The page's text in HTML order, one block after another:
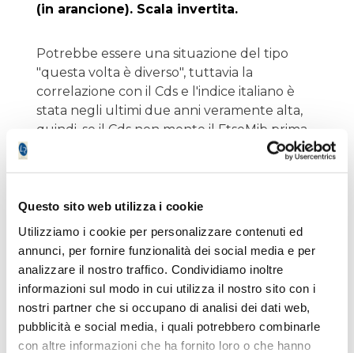
Questo sito web utilizza i cookie
Utilizziamo i cookie per personalizzare contenuti ed
annunci, per fornire funzionalità dei social media e per
analizzare il nostro traffico. Condividiamo inoltre
informazioni sul modo in cui utilizza il nostro sito con i
nostri partner che si occupano di analisi dei dati web,
pubblicità e social media, i quali potrebbero combinarle
con altre informazioni che ha fornito loro o che hanno
(in arancione). Scala invertita.
Potrebbe essere una situazione del tipo
"questa volta è diverso", tuttavia la
correlazione con il Cds e l'indice italiano è
stata negli ultimi due anni veramente alta,
quindi, se il Cds non mente il FtseMib prima
o poi romperà al rialzo e quindi anche
portafoglio a rischio contenuto è lanciata.Â…
e speriamo alla peggio di guadagnarci
entrambi.
Lorenzo Batacchi